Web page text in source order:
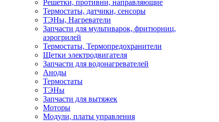
Решетки, противни, направляющие
Термостаты, датчики, сенсоры
ТЭНы, Нагреватели
Запчасти для мультиварок, фритюрниц,
аэрогрилей
Термостаты, Термопредохранители
Щетки электродвигателя
Запчасти для водонагревателей
Аноды
Термостаты
ТЭНы
Запчасти для вытяжек
Моторы
Модули, платы управления